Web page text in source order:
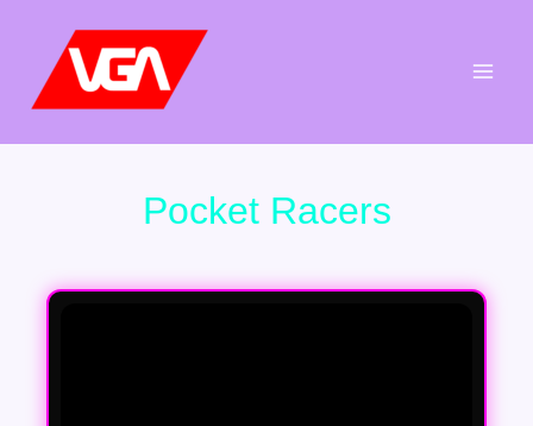
contenu
Pocket Racers